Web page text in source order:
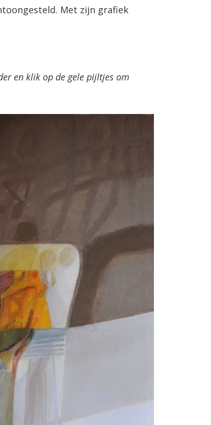
Met zijn grafiek
en klik op de gele pijltjes om